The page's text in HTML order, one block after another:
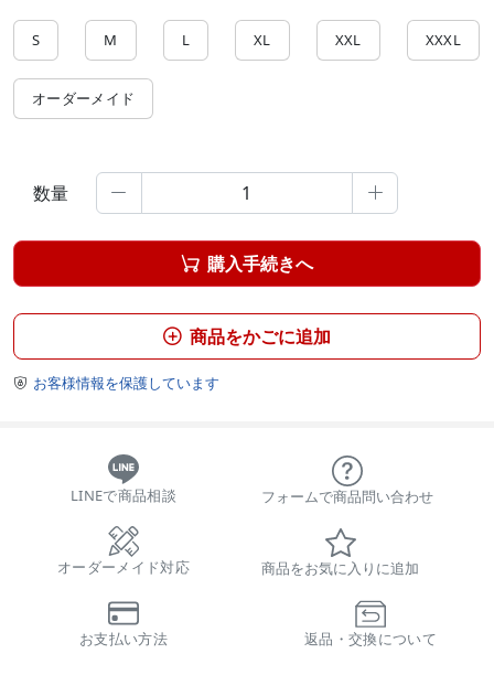
S M L XL XXL XXXL
オーダーメイド
数量  
 購入手続きへ
 商品をかごに追加
 お客様情報を保護しています
LINEで商品相談 フォームで商品問い合わせ
オーダーメイド対応 商品をお気に入りに追加
お支払い方法 返品・交換について